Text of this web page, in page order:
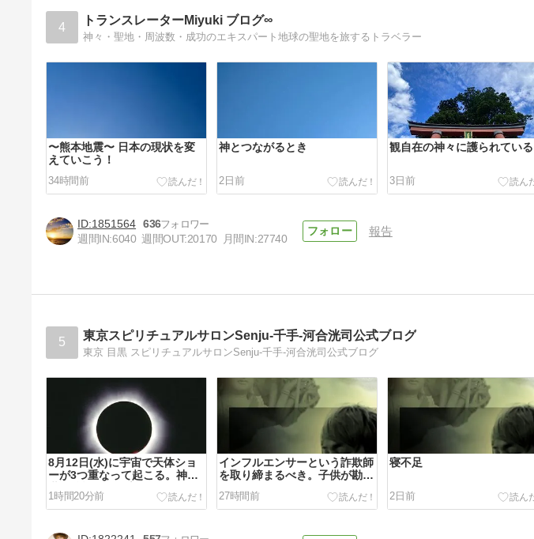
4 トランスレーターMiyuki ブログ∞
神々・聖地・周波数・成功のエキスパート地球の聖地を旅するトラベラー
〜熊本地震〜 日本の現状を変
えていこう！
34時間前
神とつながるとき
2日前
観自在の神々に護られている
3日前
1851564 636
週間IN:6040 週間OUT:20170 月間IN:27740
報告
5 東京スピリチュアルサロンSenju-千手-河合洸司公式ブログ
東京 目黒 スピリチュアルサロンSenju-千手-河合洸司公式ブログ
8月12日(水)に宇宙で天体ショ
ーが3つ重なって起こる。神は
1時間20分前
インフルエンサーという詐欺師
を取り締まるべき。子供が勘違
27時間前
寝不足
2日前